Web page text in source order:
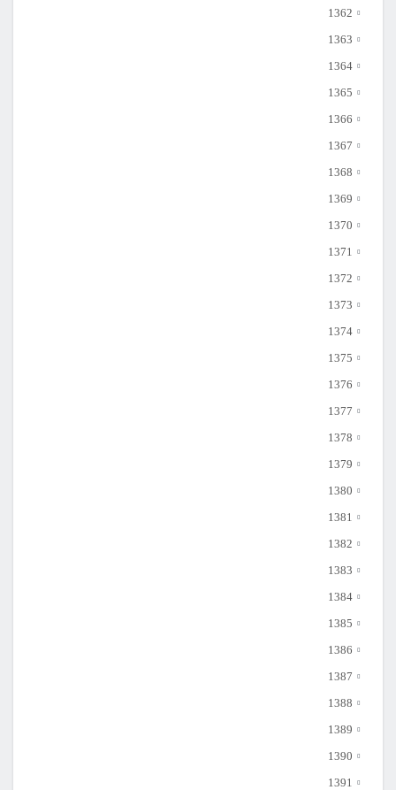
1362
1363
1364
1365
1366
1367
1368
1369
1370
1371
1372
1373
1374
1375
1376
1377
1378
1379
1380
1381
1382
1383
1384
1385
1386
1387
1388
1389
1390
1391